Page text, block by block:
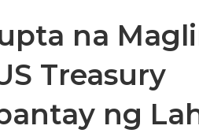
na
Treasury
ng